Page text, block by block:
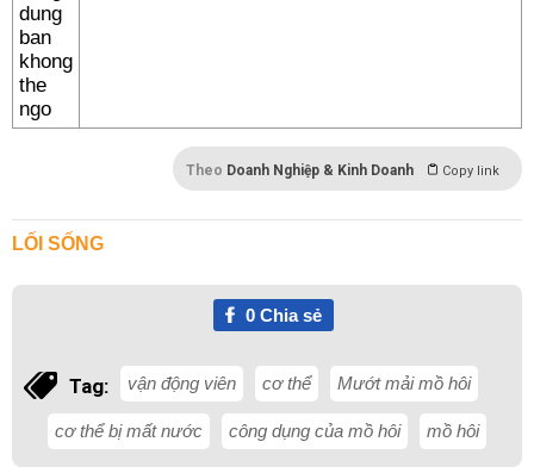
Theo Doanh Nghiệp & Kinh Doanh Copy link
LỐI SỐNG
0Chia sẻ
Tag: vận động viên cơ thể Mướt mải mồ hôi
cơ thể bị mất nước công dụng của mồ hôi mồ hôi